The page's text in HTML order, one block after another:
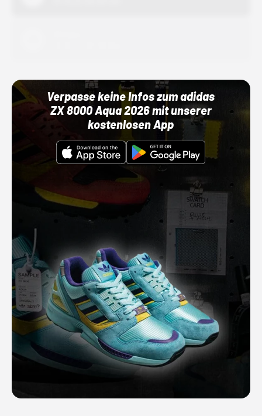
Verpasse keine Infos zum adidas
ZX 8000 Aqua 2026 mit unserer
kostenlosen App